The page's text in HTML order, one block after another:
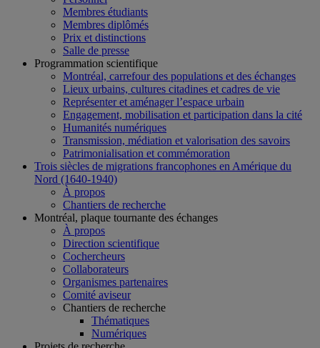
Membres étudiants
Membres diplômés
Prix et distinctions
Salle de presse
Programmation scientifique
Montréal, carrefour des populations et des échanges
Lieux urbains, cultures citadines et cadres de vie
Représenter et aménager l’espace urbain
Engagement, mobilisation et participation dans la cité
Humanités numériques
Transmission, médiation et valorisation des savoirs
Patrimonialisation et commémoration
Trois siècles de migrations francophones en Amérique du
Nord (1640-1940)
À propos
Chantiers de recherche
Montréal, plaque tournante des échanges
À propos
Direction scientifique
Cochercheurs
Collaborateurs
Organismes partenaires
Comité aviseur
Chantiers de recherche
Thématiques
Numériques